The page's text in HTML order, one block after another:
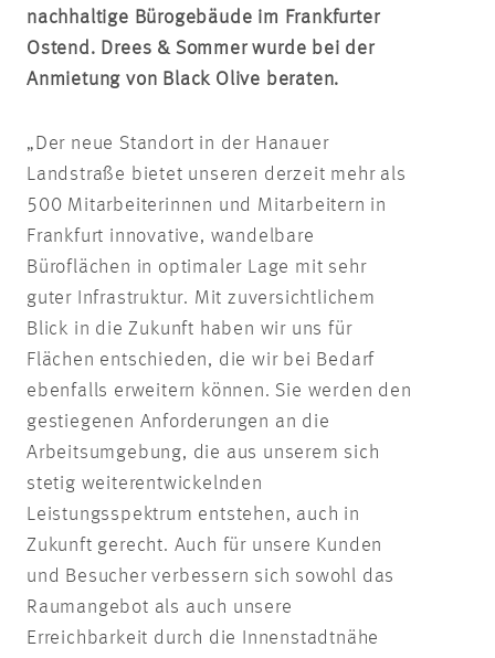
nachhaltige Bürogebäude im Frankfurter
Ostend. Drees & Sommer wurde bei der
Anmietung von Black Olive beraten.
„Der neue Standort in der Hanauer
Landstraße bietet unseren derzeit mehr als
500 Mitarbeiterinnen und Mitarbeitern in
Frankfurt innovative, wandelbare
Büroflächen in optimaler Lage mit sehr
guter Infrastruktur. Mit zuversichtlichem
Blick in die Zukunft haben wir uns für
Flächen entschieden, die wir bei Bedarf
ebenfalls erweitern können. Sie werden den
gestiegenen Anforderungen an die
Arbeitsumgebung, die aus unserem sich
stetig weiterentwickelnden
Leistungsspektrum entstehen, auch in
Zukunft gerecht. Auch für unsere Kunden
und Besucher verbessern sich sowohl das
Raumangebot als auch unsere
Erreichbarkeit durch die Innenstadtnähe